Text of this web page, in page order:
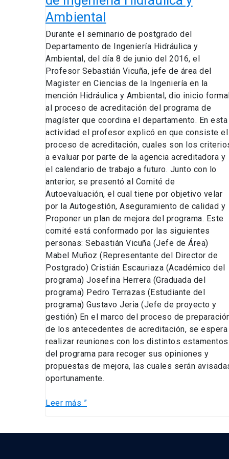
Ambiental
Durante el seminario de postgrado del
Departamento de Ingeniería Hidráulica y
Ambiental, del día 8 de junio del 2016, el
Profesor Sebastián Vicuña, jefe de área del
Magister en Ciencias de la Ingeniería en la
mención Hidráulica y Ambiental, dio inicio
al proceso de acreditación del programa de
magíster que coordina el departamento. En esta
actividad el profesor explicó en que consiste el
proceso de acreditación, cuales son los
a evaluar por parte de la agencia acreditadora y
el calendario de trabajo a futuro. Junto con lo
anterior, se presentó al Comité de
Autoevaluación, el cual tiene por objetivo velar
por la Autogestión, Aseguramiento de calidad y
Proponer un plan de mejora del programa. Este
comité está conformado por las siguientes
personas: Sebastián Vicuña (Jefe de Área)
Mabel Muñoz (Representante del Director de
Postgrado) Cristián Escauriaza (Académico del
programa) Josefina Herrera (Graduada del
programa) Pedro Terrazas (Estudiante del
programa) Gustavo Jeria (Jefe de proyecto y
gestión) En el marco del proceso de
de los antecedentes de acreditación, se espera
realizar reuniones con los distintos estamentos
del programa para recoger sus opiniones y
propuestas de mejora, las cuales serán
oportunamente.
de
Magister
en
Ciencias
de
la
Ingeniería
Área
de
Ingeniería
Hidráulica
y
Ambiental
Leer más ”